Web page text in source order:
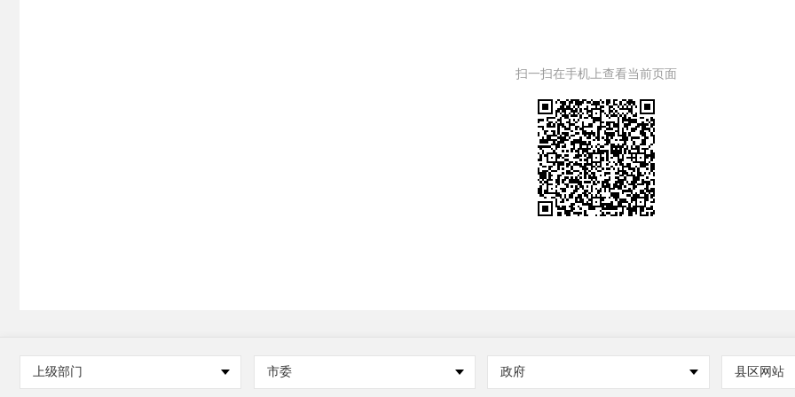
扫一扫在手机上查看当前页面
上级部门 市委 政府 县区网站